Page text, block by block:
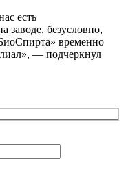
есть
заводе, безусловно,
временно
— подчеркнул